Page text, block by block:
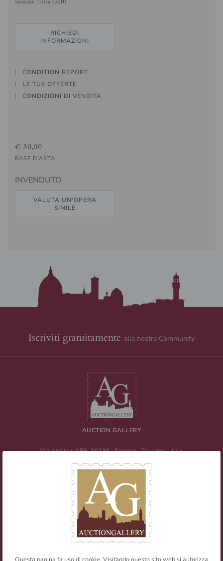
RICHIEDI
INFORMAZIONI
CONDITION REPORT
LE TUE OFFERTE
CONDIZIONI DI VENDITA
€ 30,00
BASE D'ASTA
INVENDUTO
VALUTA UN'OPERA
SIMILE
Iscriviti gratuitamente alla nostra Community
AUCTION GALLERY
Via Aretina, 18R 50136 Firenze,Toscana,Italy
E-mail:info@auctiongallery.it
Partita IVA:
Filatelia Numismatica
Questa pagina fa uso di cookie. Visitando questo sito web si autorizza